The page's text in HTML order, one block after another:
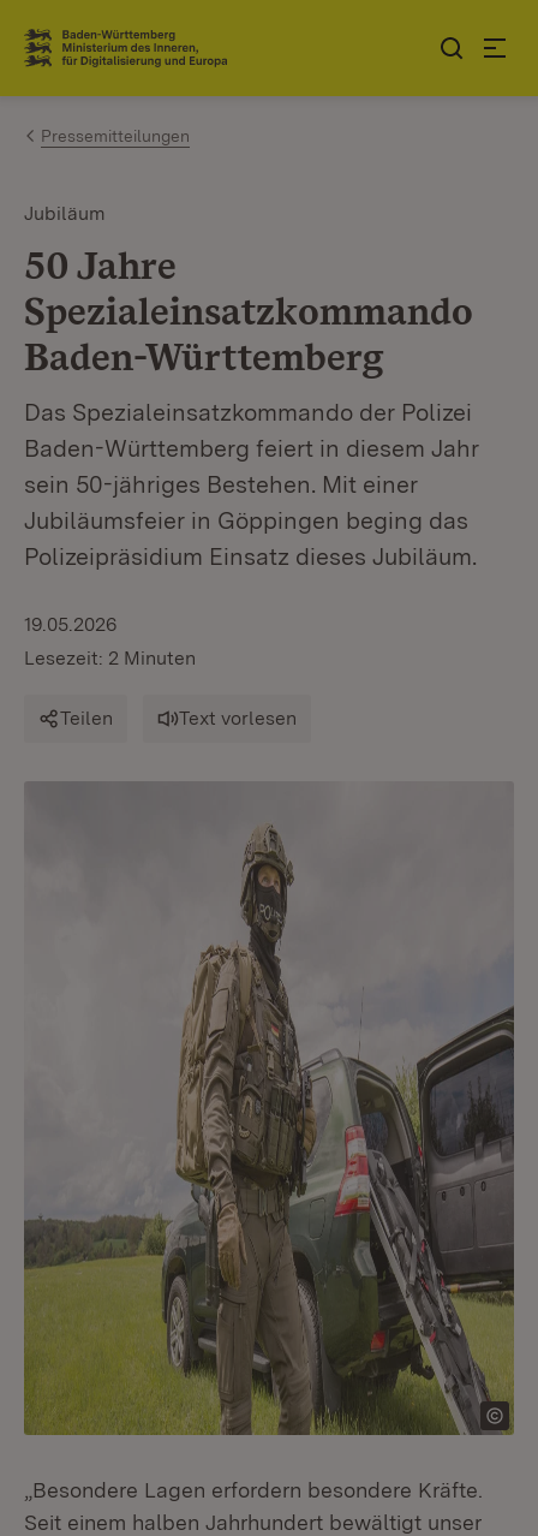
Zum Inhalt springen
Link zur Startseite
Pressemitteilungen
Jubiläum
50 Jahre
Spezialeinsatzkommando
Baden-Württemberg
Das Spezialeinsatzkommando der Polizei
Baden-Württemberg feiert in diesem Jahr
sein 50-jähriges Bestehen. Mit einer
Jubiläumsfeier in Göppingen beging das
Polizeipräsidium Einsatz dieses Jubiläum.
19.05.2026
Lesezeit: 2 Minuten
Teilen Text vorlesen
„Besondere Lagen erfordern besondere Kräfte.
Seit einem halben Jahrhundert bewältigt unser